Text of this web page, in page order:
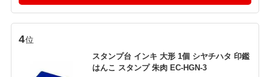
4位
スタンプ台 インキ 大形 1個 シヤチハタ 印鑑
はんこ スタンプ 朱肉 EC-HGN-3